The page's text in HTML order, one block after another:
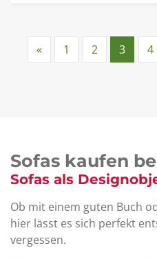
« 1 2 3 4
Sofas kaufen
Sofas als
Ob mit einem guten Buch
hier lässt es sich perfekt
vergessen.